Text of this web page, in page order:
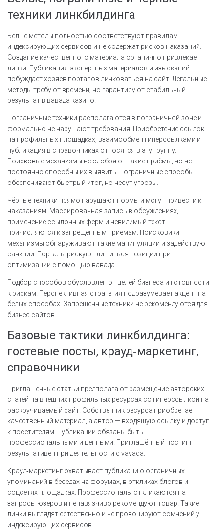
техники линкбилдинга
Белые методы полностью соответствуют правилам
индексирующих сервисов и не содержат рисков наказаний.
Создание качественного материала органично привлекает
линки. Публикация экспертных материалов и изысканий
побуждает хозяев порталов линковаться на сайт. Легальные
методы требуют времени, но гарантируют стабильный
результат в вавада казино.
Пограничные техники располагаются в пограничной зоне и
формально не нарушают требования. Приобретение ссылок
на профильных площадках, взаимообмен гиперссылками и
публикация в справочниках относятся в эту группу.
Поисковые механизмы не одобряют такие приёмы, но не
постоянно способны их выявить. Пограничные способы
обеспечивают быстрый итог, но несут угрозы.
Чёрные техники прямо нарушают нормы и могут привести к
наказаниям. Массированная запись в обсуждениях,
применение ссылочных ферм и невидимый текст
причисляются к запрещённым приёмам. Поисковики
механизмы обнаруживают такие манипуляции и задействуют
санкции. Порталы рискуют лишиться позиции при
оптимизации с помощью вавада.
Подбор способов обусловлен от целей бизнеса и готовности
к рискам. Перспективная стратегия подразумевает акцент на
белых способах. Запрещённые техники не рекомендуются для
бизнес сайтов.
Базовые тактики линкбилдинга:
гостевые посты, крауд‑маркетинг,
справочники
Приглашённые статьи предполагают размещение авторских
статей на внешних профильных ресурсах со гиперссылкой на
раскручиваемый сайт. Собственник ресурса приобретает
качественный материал, а автор — входящую ссылку и доступ
к посетителям. Публикации обязаны быть
профессиональными и ценными. Приглашённый постинг
результативен при деятельности с vavada.
Крауд‑маркетинг охватывает публикацию органичных
упоминаний в беседах на форумах, в откликах блогов и
соцсетях площадках. Профессионалы откликаются на
запросы юзеров и ненавязчиво рекомендуют товар. Такие
линки выглядят естественно и не провоцируют сомнений у
индексирующих сервисов.